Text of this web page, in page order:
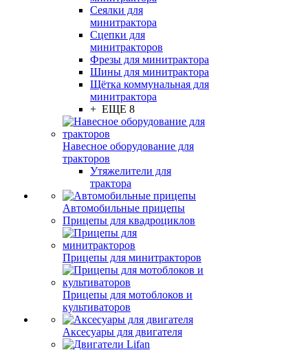
Сеялки для
минитрактора
Сцепки для
минитракторов
Фрезы для минитрактора
Шины для минитрактора
Щётка коммунальная для
минитрактора
+ ЕЩЕ 8
Навесное оборудование для
тракторов
Утяжелители для
трактора
Автомобильные прицепы
Прицепы для квадроциклов
Прицепы для минитракторов
Прицепы для мотоблоков и
культиваторов
Аксесуары для двигателя